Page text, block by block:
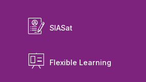
SIASat
Flexible Learning